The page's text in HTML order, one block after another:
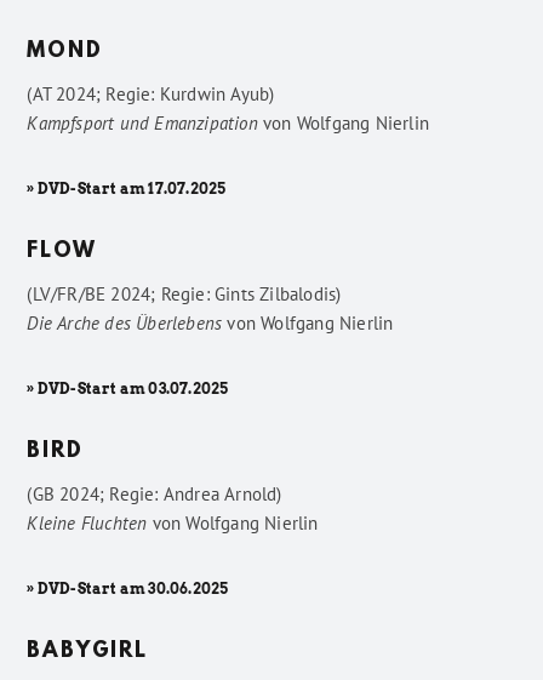
MOND
(AT 2024; Regie: Kurdwin Ayub)
Kampfsport und Emanzipationvon Wolfgang Nierlin
» DVD-Start am 17.07.2025
FLOW
(LV/FR/BE 2024; Regie: Gints Zilbalodis)
Die Arche des Überlebens vonWolfgang Nierlin
» DVD-Start am 03.07.2025
BIRD
(GB 2024; Regie: Andrea Arnold)
Kleine Fluchten vonWolfgang Nierlin
» DVD-Start am 30.06.2025
BABYGIRL